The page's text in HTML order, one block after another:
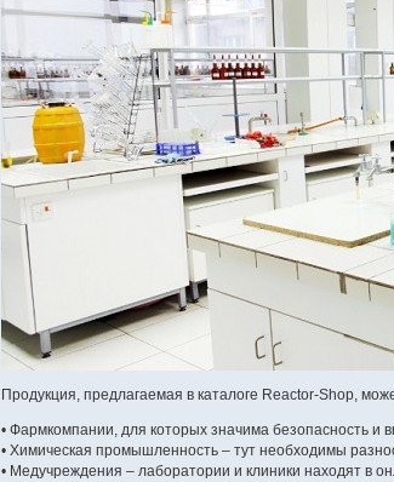
Продукция, предлагаемая в каталоге Reactor-Shop,
• Фармкомпании, для которых значима безопасность и
• Химическая промышленность – тут необходимы
• Медучреждения – лаборатории и клиники находят в